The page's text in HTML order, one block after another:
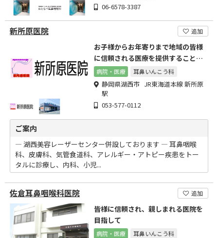
06-6578-3387
新所原医院 追加
お子様からお年寄りまで地域の皆様
に信頼される医療を提供することを
目標としております。
病院・医療 耳鼻いんこう科
静岡県湖西市 JR東海道本線 新所原
駅
053-577-0112
ご案内
― 湖西美容レーザーセンター併設しております ― 耳鼻咽喉
科、皮膚科、気管食道科、アレルギー・アトピー疾患をトー
タルに診療し、内科、小児...
佐倉耳鼻咽喉科医院 追加
皆様に信頼され、親しまれる医院を
目指して
病院・医療 耳鼻いんこう科